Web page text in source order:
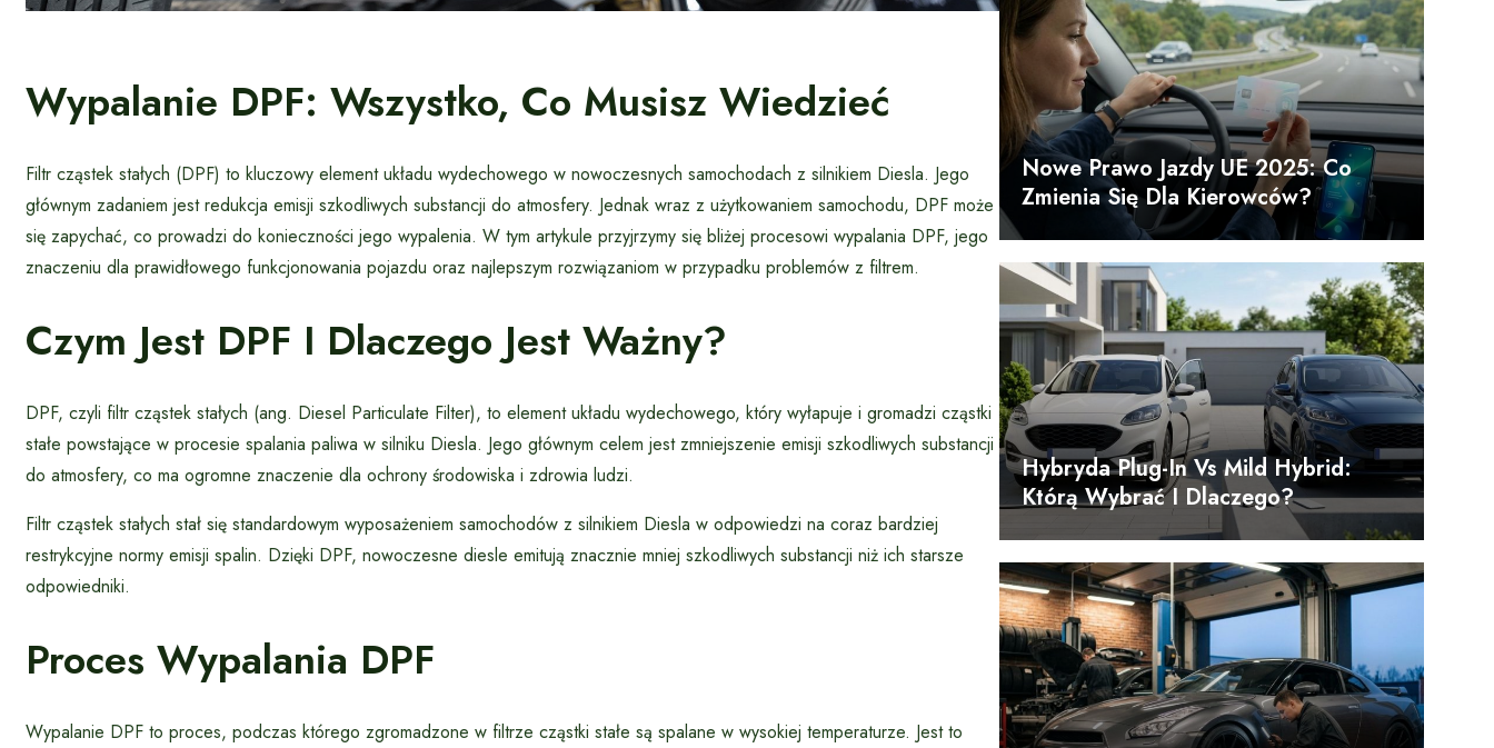
Wypalanie DPF: Wszystko, Co Musisz Wiedzieć
Filtr cząstek stałych (DPF) to kluczowy element układu wydechowego w nowoczesnych samochodach z silnikiem Diesla. Jego
głównym zadaniem jest redukcja emisji szkodliwych substancji do atmosfery. Jednak wraz z użytkowaniem samochodu, DPF może
się zapychać, co prowadzi do konieczności jego wypalenia. W tym artykule przyjrzymy się bliżej procesowi wypalania DPF, jego
znaczeniu dla prawidłowego funkcjonowania pojazdu oraz najlepszym rozwiązaniom w przypadku problemów z filtrem.
Czym Jest DPF I Dlaczego Jest Ważny?
DPF, czyli filtr cząstek stałych (ang. Diesel Particulate Filter), to element układu wydechowego, który wyłapuje i gromadzi cząstki
stałe powstające w procesie spalania paliwa w silniku Diesla. Jego głównym celem jest zmniejszenie emisji szkodliwych substancji
do atmosfery, co ma ogromne znaczenie dla ochrony środowiska i zdrowia ludzi.
Filtr cząstek stałych stał się standardowym wyposażeniem samochodów z silnikiem Diesla w odpowiedzi na coraz bardziej
restrykcyjne normy emisji spalin. Dzięki DPF, nowoczesne diesle emitują znacznie mniej szkodliwych substancji niż ich starsze
odpowiedniki.
Proces Wypalania DPF
Wypalanie DPF to proces, podczas którego zgromadzone w filtrze cząstki stałe są spalane w wysokiej temperaturze. Jest to
Nowe Prawo Jazdy UE 2025: Co
Zmienia Się Dla Kierowców?
Hybryda Plug-In Vs Mild Hybrid:
Którą Wybrać I Dlaczego?